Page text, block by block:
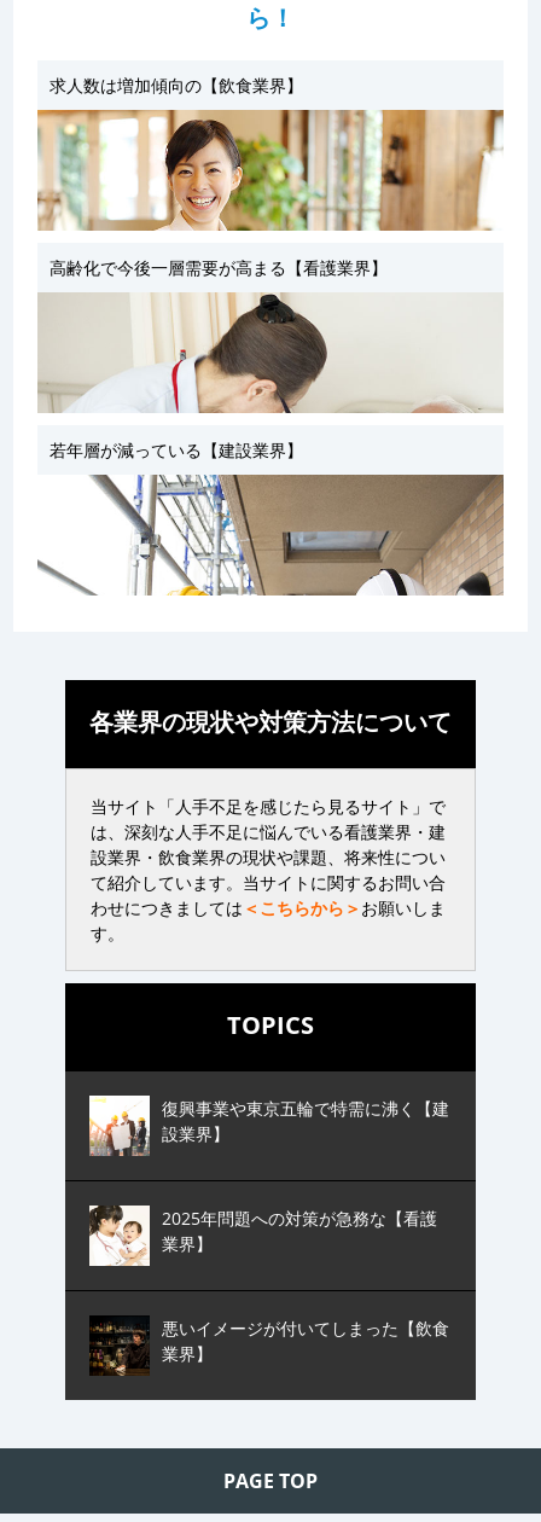
ら！
求人数は増加傾向の【飲食業界】
高齢化で今後一層需要が高まる【看護業界】
若年層が減っている【建設業界】
各業界の現状や対策方法について
当サイト「人手不足を感じたら見るサイト」で
は、深刻な人手不足に悩んでいる看護業界・建
設業界・飲食業界の現状や課題、将来性につい
て紹介しています。当サイトに関するお問い合
わせにつきましては ＜こちらから＞ お願いしま
す。
TOPICS
復興事業や東京五輪で特需に沸く【建
設業界】
2025年問題への対策が急務な【看護
業界】
悪いイメージが付いてしまった【飲食
業界】
PAGE TOP